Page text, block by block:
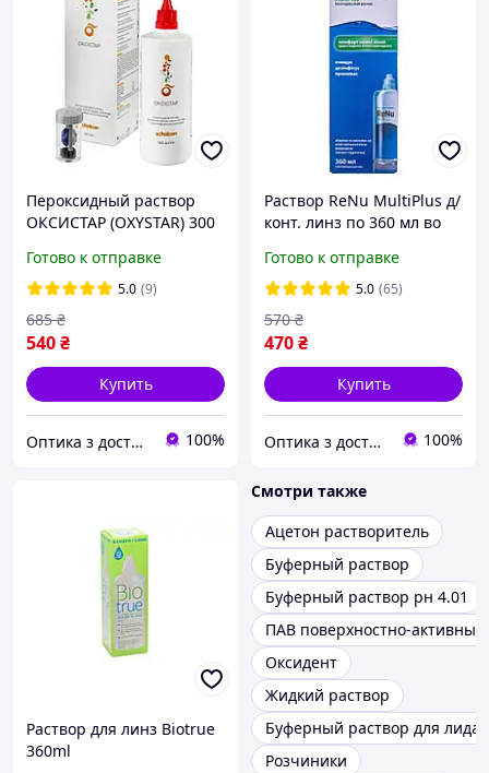
Пероксидный раствор
ОКСИСТАР (OXYSTAR) 300
Готово к отправке
5.0 (9)
540₴
685 ₴
Купить
Оптика з доставкою 100%
Раствор ReNu MultiPlus д/
конт. линз по 360 мл во
Готово к отправке
5.0 (65)
470₴
570 ₴
Купить
Оптика з доставкою 100%
Раствор для линз Biotrue
360ml
Смотри также
Ацетон растворитель
Буферный раствор
Буферный раствор рн 4.01
ПАВ поверхностно-
Оксидент
Жидкий раствор
Буферный раствор для
Розчиники